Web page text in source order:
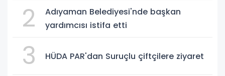
2
Adıyaman Belediyesi'nde başkan
yardımcısı istifa etti
3 HÜDA PAR'dan Suruçlu çiftçilere ziyaret